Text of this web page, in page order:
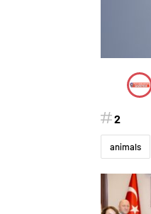
2
animals